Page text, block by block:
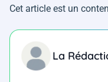
Cet article est un
La